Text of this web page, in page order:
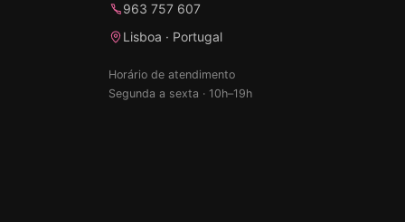
963 757 607
Lisboa · Portugal
Horário de atendimento
Segunda a sexta · 10h–19h